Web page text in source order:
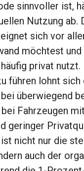
sinnvoller ist,
Nutzung ab.
sich vor
möchtest und
privat nutzt.
führen lohnt sich
überwiegend
Fahrzeugen
geringer
nicht nur die
auch der